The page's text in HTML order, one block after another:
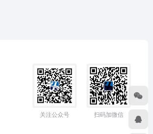
关注公众号 扫码加微信